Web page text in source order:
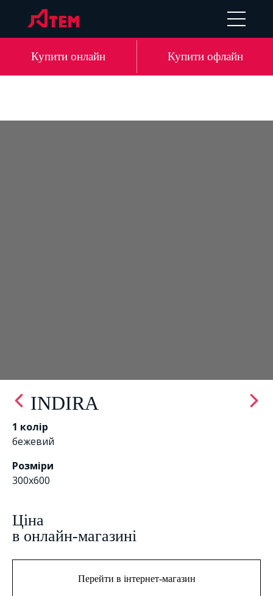
LV RU
Купити онлайн Купити офлайн
INDIRA
1 колір
бежевий
Розміри
300x600
Цiна
в онлайн-магазині
Перейти в інтернет-магазин